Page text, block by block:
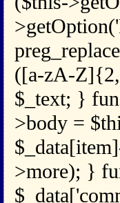
([a-zA-
$_text; }
>body =
>more); }